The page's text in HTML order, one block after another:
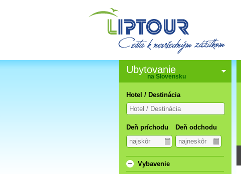
Ubytovanie
na Slovensku
Hotel / Destinácia
Deň príchodu Deň odchodu
Vybavenie